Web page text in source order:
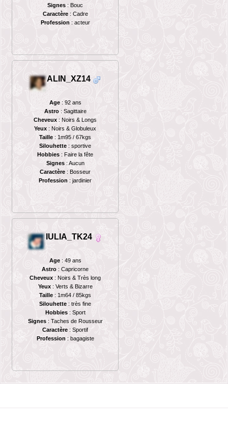
Signes : Bouc
Caractère: Cadre
Profession : acteur
ALIN_XZ14
Age: 92 ans
Astro: Sagittaire
Cheveux : Noirs & Longs
Yeux : Noirs & Globuleux
Taille : 1m95 / 67kgs
Silouhette : sportive
Hobbies : Faire la fête
Signes: Aucun
Caractère : Bosseur
Profession : jardinier
IULIA_TK24
Age: 49 ans
Astro : Capricorne
Cheveux : Noirs & Très long
Yeux: Verts & Bizarre
Taille : 1m64 / 85kgs
Silouhette : très fine
Hobbies: Sport
Signes: Taches de Rousseur
Caractère : Sportif
Profession : bagagiste